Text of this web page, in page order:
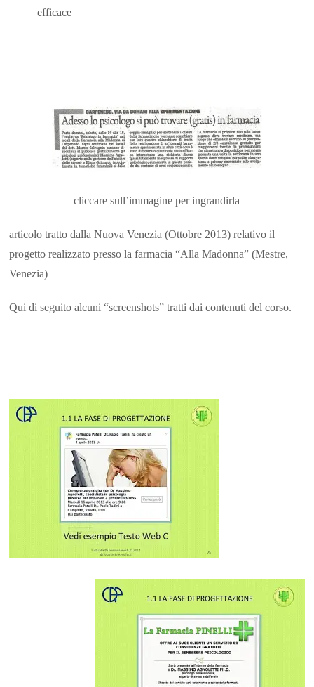
efficace
cliccare sull’immagine per ingrandirla
articolo tratto dalla Nuova Venezia (Ottobre 2013) relativo il
progetto realizzato presso la farmacia “Alla Madonna” (Mestre,
Venezia)
Qui di seguito alcuni “screenshots” tratti dai contenuti del corso.